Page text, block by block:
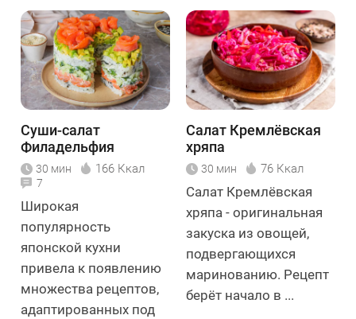
Суши-салат
Филадельфия
30 мин 166 Ккал
7
Широкая
популярность
японской кухни
привела к появлению
множества рецептов,
адаптированных под
Салат Кремлёвская
хряпа
30 мин 76 Ккал
Салат Кремлёвская
хряпа - оригинальная
закуска из овощей,
подвергающихся
маринованию. Рецепт
берёт начало в ...